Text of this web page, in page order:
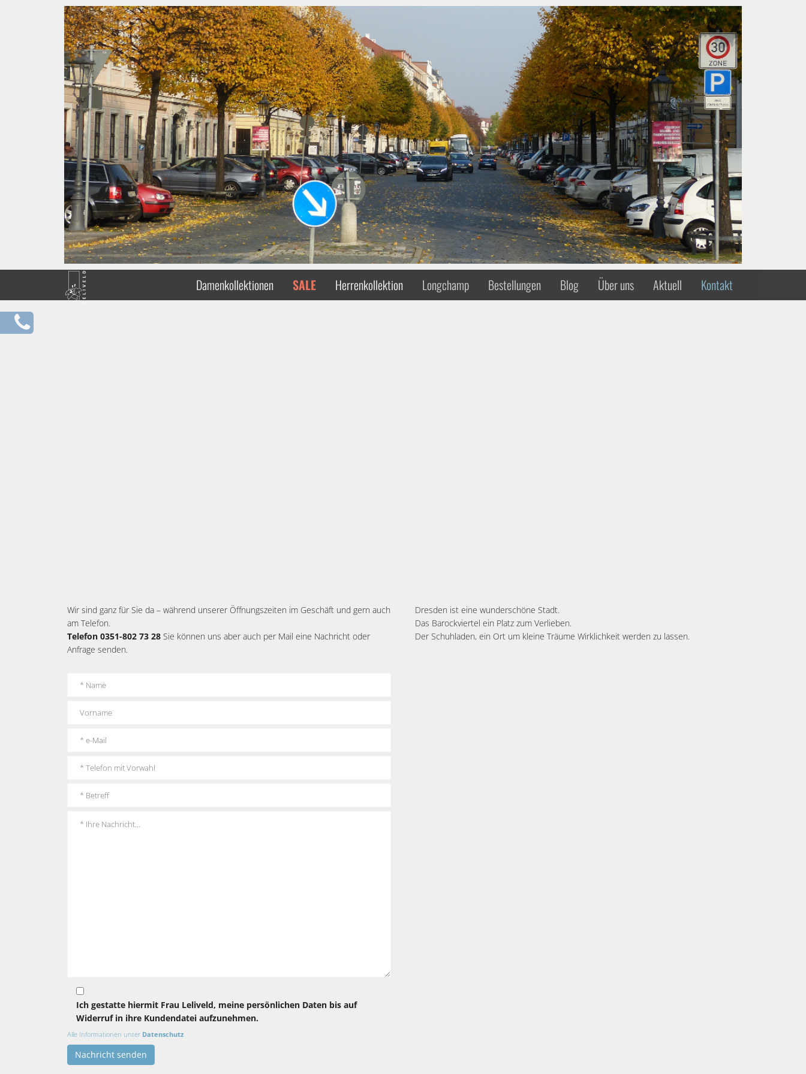
Damenkollektionen SALE Herrenkollektion Longchamp Bestellungen Blog Über uns Aktuell Kontakt
Wir sind ganz für Sie da – während unserer Öffnungszeiten im Geschäft und gern auch
am Telefon.
Telefon 0351-802 73 28 Sie können uns aber auch per Mail eine Nachricht oder
Anfrage senden.
Ich gestatte hiermit Frau Leliveld, meine persönlichen Daten bis auf
Widerruf in ihre Kundendatei aufzunehmen.
Alle Informationen unter Datenschutz
Nachricht senden
Dresden ist eine wunderschöne Stadt.
Das Barockviertel ein Platz zum Verlieben.
Der Schuhladen, ein Ort um kleine Träume Wirklichkeit werden zu lassen.